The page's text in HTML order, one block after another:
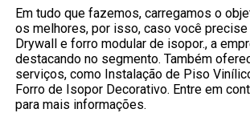
Em tudo que fazemos, carregamos o
os melhores, por isso, caso você precise
Drywall e forro modular de isopor., a
destacando no segmento. Também
serviços, como Instalação de Piso
Forro de Isopor Decorativo. Entre em
para mais informações.